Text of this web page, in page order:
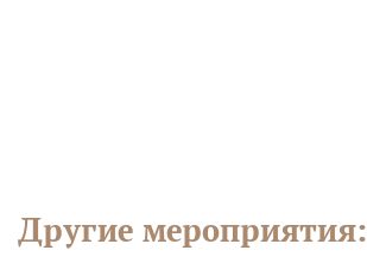
Другие мероприятия: